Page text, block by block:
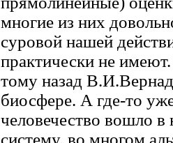
многие из них
суровой нашей
практически не
тому назад
биосфере. А где-то
человечество вошло
систему, во многом